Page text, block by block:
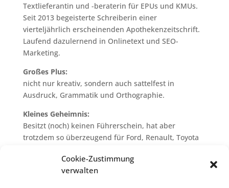
Cookie-Zustimmung
verwalten
Textlieferantin und -beraterin für EPUs und KMUs.
Seit 2013 begeisterte Schreiberin einer
vierteljährlich erscheinenden Apothekenzeitschrift.
Laufend dazulernend in Onlinetext und SEO-
Marketing.
Großes Plus:
nicht nur kreativ, sondern auch sattelfest in
Ausdruck, Grammatik und Orthographie.
Kleines Geheimnis:
Besitzt (noch) keinen Führerschein, hat aber
trotzdem so überzeugend für Ford, Renault, Toyota